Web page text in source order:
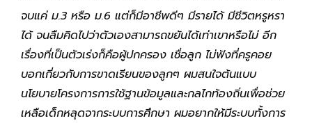
จบแค่ ม.3 หรือ ม.6 แต่ก็มีอาชีพดีๆ มีรายได้ มีชีวิตหรูหรา
ได้ จนลืมคิดไปว่าตัวเองสามารถขยันได้เท่าเขาหรือไม่ อีก
เรื่องที่เป็นตัวเร่งก็คือผู้ปกครอง เชื่อลูก ไม่ฟังที่ครูคอย
บอกเกี่ยวกับการขาดเรียนของลูกๆ ผมสนใจต้นแบบ
นโยบายโครงการการใช้ฐานข้อมูลและกลไกท้องถิ่นเพื่อช่วย
เหลือเด็กหลุดจากระบบการศึกษา ผมอยากให้มีระบบทั้งการ